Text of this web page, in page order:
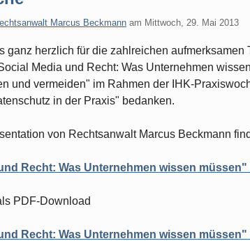
Marcus Beckmann am Mittwoch, 29. Mai 2013
ganz herzlich für die zahlreichen aufmerksamen
Media und Recht: Was Unternehmen
und vermeiden" im Rahmen der IHK-
in der Praxis" bedanken.
von Rechtsanwalt Marcus Beckmann
Recht: Was Unternehmen wissen
PDF-Download
Recht: Was Unternehmen wissen müssen"